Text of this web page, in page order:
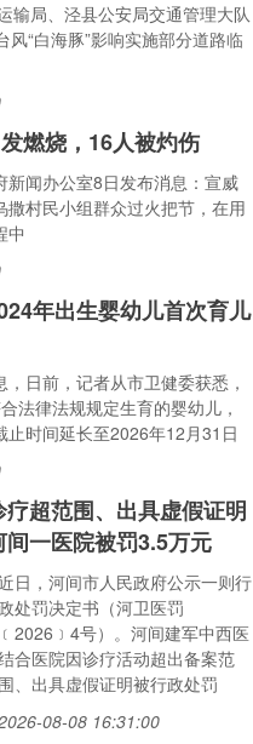
输局、泾县公安局交通管理大队
“白海豚”影响实施部分道路临
燃烧，16人被灼伤
新闻办公室8日发布消息：宣威
撒村民小组群众过火把节，在用
中
年出生婴幼儿首次育儿
日前，记者从市卫健委获悉，
法律法规规定生育的婴幼儿，
止时间延长至2026年12月31日
疗超范围、出具虚假证明
间一医院被罚3.5万元
日，河间市人民政府公示一则行
处罚决定书（河卫医罚
﹝2026﹞4号）。河间建军中西医
合医院因诊疗活动超出备案范
围、出具虚假证明被行政处罚
08-08 16:31:00